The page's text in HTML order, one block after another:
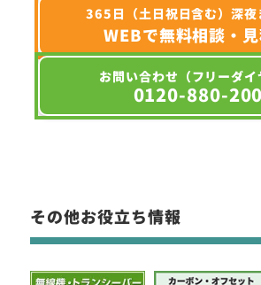
365日（土日祝日含む）深夜
WEBで無料相談・見
お問い合わせ（フリーダイ
0120-880-200
その他お役立ち情報